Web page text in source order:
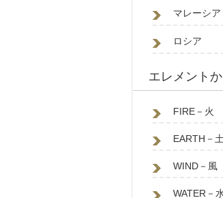
マレーシア
ロシア
エレメント
FIRE－火
EARTH－土
WIND－風
WATER－